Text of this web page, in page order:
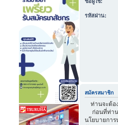
รหัสผ่าน:
สมัครสมาชิก
ท่านจะต้อ
ก่อนที่ท่าน
นโยบายกา